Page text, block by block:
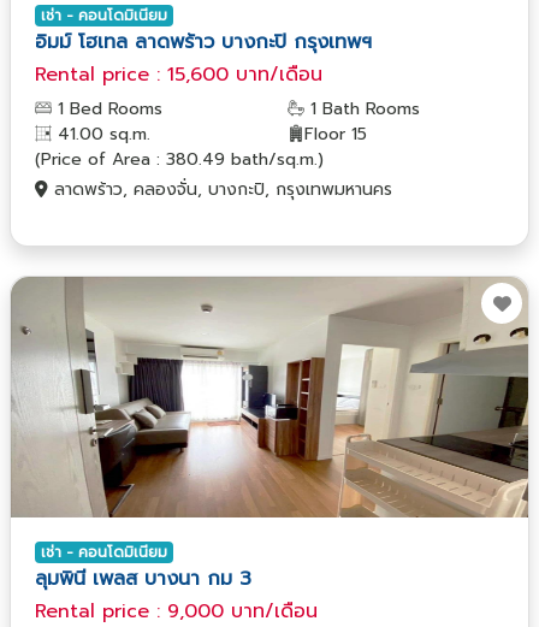
เช่า - คอนโดมิเนียม
อิมม์ โฮเทล ลาดพร้าว บางกะปิ กรุงเทพฯ
Rental price : 15,600 บาท/เดือน
1 Bed Rooms
1 Bath Rooms
41.00 sq.m.
Floor 15
(Price of Area : 380.49 bath/sq.m.)
ลาดพร้าว, คลองจั่น, บางกะปิ, กรุงเทพมหานคร
เช่า - คอนโดมิเนียม
ลุมพินี เพลส บางนา กม 3
Rental price : 9,000 บาท/เดือน